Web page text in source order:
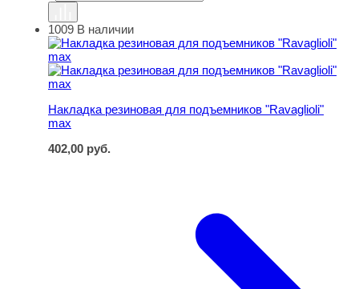
Накладка резиновая для подъемников "Ravaglioli" max
1009 В наличии
Накладка резиновая для подъемников "Ravaglioli"
max
402,00 руб.